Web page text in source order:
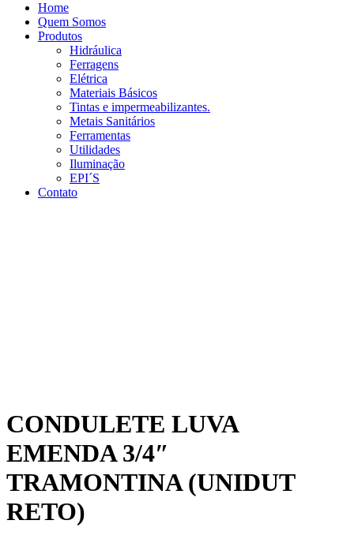
Home
Quem Somos
Produtos
Hidráulica
Ferragens
Elétrica
Materiais Básicos
Tintas e impermeabilizantes.
Metais Sanitários
Ferramentas
Utilidades
Iluminação
EPI´S
Contato
CONDULETE LUVA
EMENDA 3/4″
TRAMONTINA (UNIDUT
RETO)